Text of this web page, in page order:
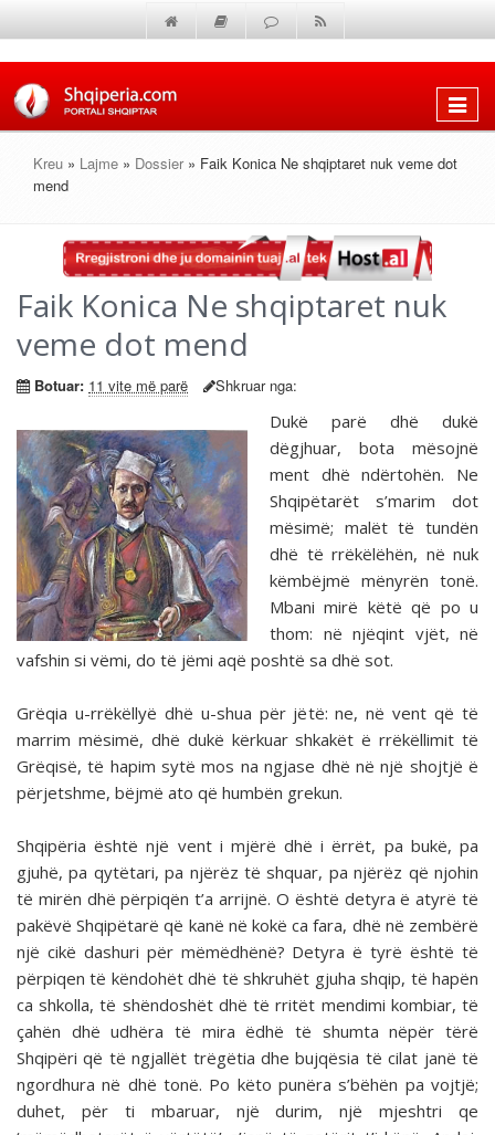
Shfaq
Kreu » Lajme » Dossier » Faik Konica Ne shqiptaret nuk veme dot
mend
Faik Konica Ne shqiptaret nuk
veme dot mend
Botuar: 11 vite më parë Shkruar nga:
Dukë parë dhë dukë
dëgjhuar, bota mësojnë
ment dhë ndërtohën. Ne
Shqipëtarët s’marim dot
mësimë; malët të tundën
dhë të rrëkëlëhën, në nuk
këmbëjmë mënyrën tonë.
Mbani mirë këtë që po u
thom: në njëqint vjët, në
vafshin si vëmi, do të jëmi aqë poshtë sa dhë sot.
Grëqia u-rrëkëllyë dhë u-shua për jëtë: ne, në vent që të
marrim mësimë, dhë dukë kërkuar shkakët ë rrëkëllimit të
Grëqisë, të hapim sytë mos na ngjase dhë në një shojtjë ë
përjetshme, bëjmë ato që humbën grekun.
Shqipëria është një vent i mjërë dhë i ërrët, pa bukë, pa
gjuhë, pa qytëtari, pa njërëz të shquar, pa njërëz që njohin
të mirën dhë përpiqën t’a arrijnë. O është detyra ë atyrë të
pakëvë Shqipëtarë që kanë në kokë ca fara, dhë në zembërë
një cikë dashuri për mëmëdhënë? Detyra ë tyrë është të
përpiqen të këndohët dhë të shkruhët gjuha shqip, të hapën
ca shkolla, të shëndoshët dhë të rritët mendimi kombiar, të
çahën dhë udhëra të mira ëdhë të shumta nëpër tërë
Shqipëri që të ngjallët trëgëtia dhe bujqësia të cilat janë të
ngordhura në dhë tonë. Po këto punëra s’bëhën pa vojtjë;
duhet, për ti mbaruar, një durim, një mjeshtri qe